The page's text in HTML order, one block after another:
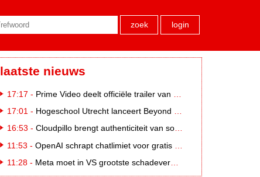
zoek login
laatste nieuws
17:17 - Prime Video deelt officiële trailer van L*VE KLEINE
17:01 - Hogeschool Utrecht lanceert Beyond Campus binnen International Creative Business
16:53 - Cloudpillo brengt authenticiteit van social naar tv
11:53 - OpenAI schrapt chatlimiet voor gratis ChatGPT-gebruikers
11:28 - Meta moet in VS grootste schadevergoeding ooit betalen: 567 miljoen dollar